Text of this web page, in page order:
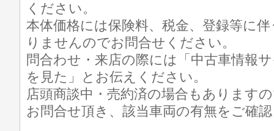
ください。
本体価格には保険料、税金、登録等に
りませんのでお問合せください。
問合わせ・来店の際には「中古車情報
を見た」とお伝えください。
店頭商談中・売約済の場合もあります
お問合せ頂き、該当車両の有無をご確